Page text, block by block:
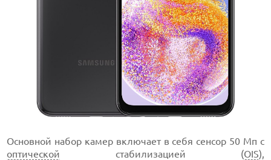
Основной набор камер включает в себя сенсор 50 Мп с
оптической стабилизацией (OIS),